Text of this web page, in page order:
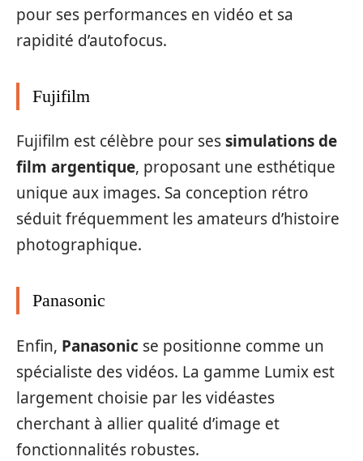
pour ses performances en vidéo et sa
rapidité d’autofocus.
Fujifilm
Fujifilm est célèbre pour sessimulations de
film argentique, proposant une esthétique
unique aux images. Sa conception rétro
séduit fréquemment les amateurs d’histoire
photographique.
Panasonic
Enfin, Panasonic se positionne comme un
spécialiste des vidéos. La gamme Lumix est
largement choisie par les vidéastes
cherchant à allier qualité d’image et
fonctionnalités robustes.